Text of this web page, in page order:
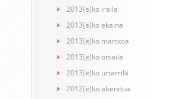
2013(e)ko iraila
2013(e)ko ekaina
2013(e)ko martxoa
2013(e)ko otsaila
2013(e)ko urtarrila
2012(e)ko abendua